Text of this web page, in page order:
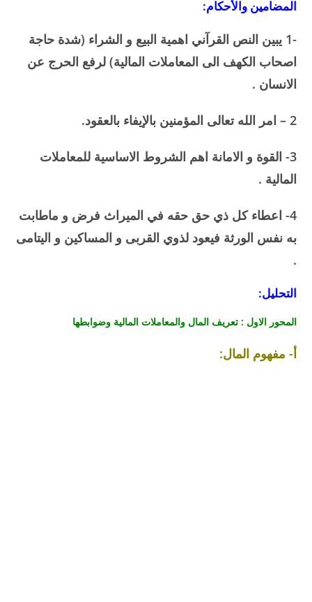
المضامين والأحكام:
-1 يبين النص القرآني اهمية البيع و الشراء (شدة حاجة
اصحاب الكهف الى المعاملات المالية) لرفع الحرج عن
الانسان .
2 – امر الله تعالى المؤمنين بالإيفاء بالعقود.
3- القوة و الامانة اهم الشروط الاساسية للمعاملات
المالية .
4- اعطاء كل ذي حق حقه في الميراث فرض و ماطابت
به نفس الورثة فيعود لذوي القربى و المساكين و اليتامى
.
التحليل:
المحور الاول : تعريف المال والمعاملات المالية وضوابطها
أ‌- مفهوم المال: